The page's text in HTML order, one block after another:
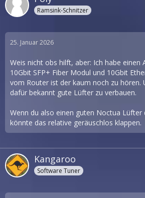
Ramsink-Schnitzer
25. Januar 2026
Weis nicht obs hilft, aber: Ich habe einen
10Gbit SFP+ Fiber Modul und 10Gbit
vom Router ist der kaum noch zu hören.
dafür bekannt gute Lüfter zu verbauen.
Wenn du also einen guten Noctua Lüfter
könnte das relative geräuschlos klappen.
Kangaroo
Software Tuner